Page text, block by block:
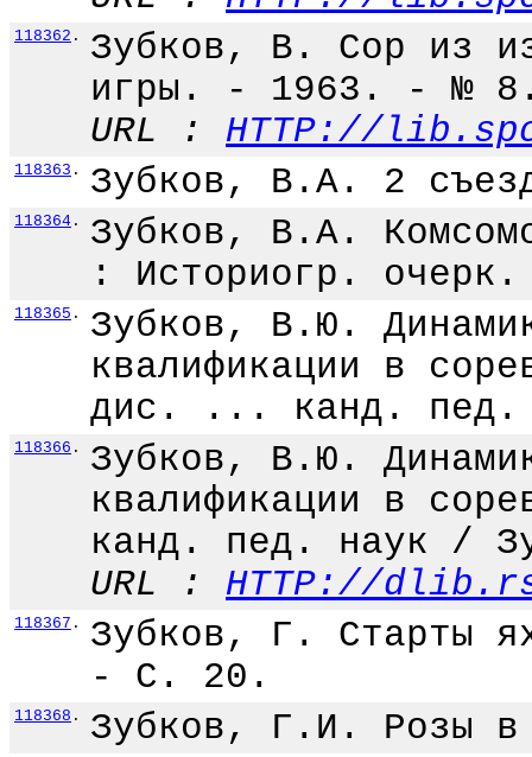
118362 .
Зубков, В. Сор из
игры. - 1963. - №
URL : HTTP://
118363 . Зубков, В.А. 2
118364 .
Зубков, В.А.
: Историогр.
118365 .
Зубков, В.Ю.
квалификации в
дис. ... канд.
118366 .
Зубков, В.Ю.
квалификации в
канд. пед. наук /
URL : HTTP://
118367 .
Зубков, Г. Старты
- С. 20.
118368 . Зубков, Г.И. Розы